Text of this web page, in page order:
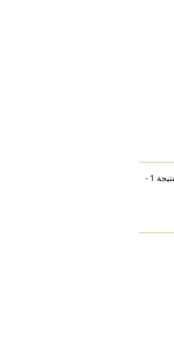
انتهت مباراة كندا وBosnia & Herzegovina ضمن دور المجموعات — المجموعة B في كأس العالم 2026 بنتيجة 1 -